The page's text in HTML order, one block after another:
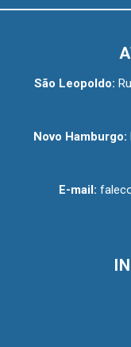
São Leopoldo:
Novo Hamburgo:
E-mail: